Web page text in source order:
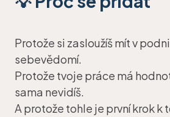
Protože si zasloužíš mít v
sebevědomí.
Protože tvoje práce má
sama nevidíš.
A protože tohle je první krok k